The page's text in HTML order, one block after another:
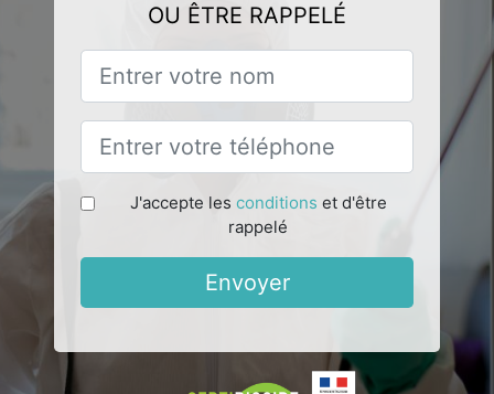
OU ÊTRE RAPPELÉ
J'accepte les conditions et d'être
rappelé
Envoyer